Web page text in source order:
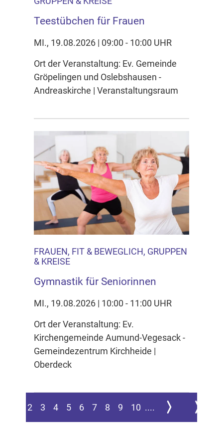
Teestübchen für Frauen
MI., 19.08.2026 | 09:00 - 10:00 UHR
Ort der Veranstaltung: Ev. Gemeinde
Gröpelingen und Oslebshausen -
Andreaskirche | Veranstaltungsraum
FRAUEN, FIT & BEWEGLICH, GRUPPEN
& KREISE
Gymnastik für Seniorinnen
MI., 19.08.2026 | 10:00 - 11:00 UHR
Ort der Veranstaltung: Ev.
Kirchengemeinde Aumund-Vegesack -
Gemeindezentrum Kirchheide |
Oberdeck
2 3 4 5 6 7 8 9 10 .... Zur nächsten Seite
Zur